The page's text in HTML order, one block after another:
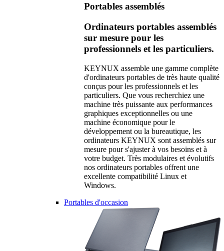
Portables assemblés
Ordinateurs portables assemblés
sur mesure pour les
professionnels et les particuliers.
KEYNUX assemble une gamme complète
d'ordinateurs portables de très haute qualité
conçus pour les professionnels et les
particuliers. Que vous recherchiez une
machine très puissante aux performances
graphiques exceptionnelles ou une
machine économique pour le
développement ou la bureautique, les
ordinateurs KEYNUX sont assemblés sur
mesure pour s'ajuster à vos besoins et à
votre budget. Très modulaires et évolutifs
nos ordinateurs portables offrent une
excellente compatibilité Linux et
Windows.
Portables d'occasion